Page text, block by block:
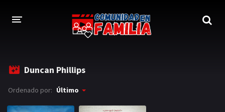
Duncan Phillips
Ordenado por: Último